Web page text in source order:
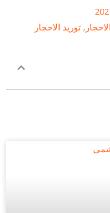
, توريد الاحجار